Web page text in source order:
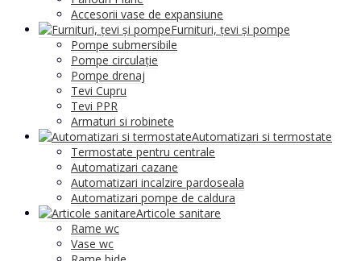
Accesorii vase de expansiune
Furnituri, țevi și pompe
Pompe submersibile
Pompe circulație
Pompe drenaj
Tevi Cupru
Tevi PPR
Armaturi si robinete
Automatizari si termostate
Termostate pentru centrale
Automatizari cazane
Automatizari incalzire pardoseala
Automatizari pompe de caldura
Articole sanitare
Rame wc
Vase wc